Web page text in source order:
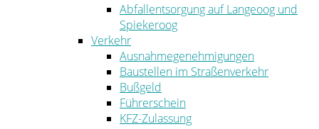
Abfallentsorgung auf Langeoog und
Spiekeroog
Verkehr
Ausnahmegenehmigungen
Baustellen im Straßenverkehr
Bußgeld
Führerschein
KFZ-Zulassung